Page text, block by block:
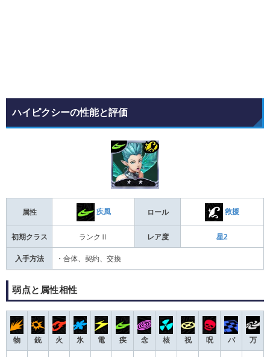
ハイピクシーの性能と評価
属性 疾風 ロール 救援
初期クラス ランクⅡ レア度 星2
入手方法 ・合体、契約、交換
弱点と属性相性
物 銃 火 氷 電 疾 念 核 祝 呪 バ 万